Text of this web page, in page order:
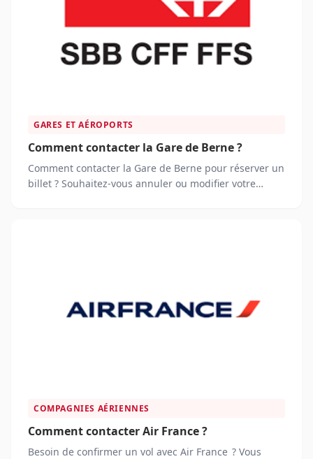
GARES ET AÉROPORTS
Comment contacter la Gare de Berne ?
Comment contacter la Gare de Berne pour réserver un
billet ? Souhaitez-vous annuler ou modifier votre
COMPAGNIES AÉRIENNES
Comment contacter Air France ?
Besoin de confirmer un vol avec Air France ? Vous